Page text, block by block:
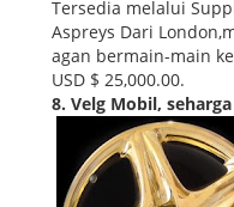
Tersedia melalui
Aspreys Dari
agan bermain-main
USD $ 25,000.00.
8. Velg Mobil,